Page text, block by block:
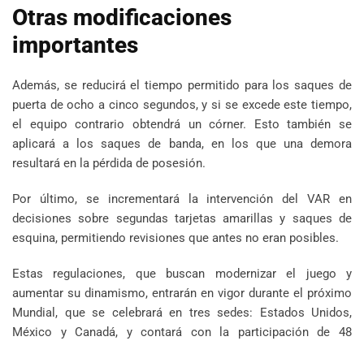
Otras modificaciones
importantes
Además, se reducirá el tiempo permitido para los saques de
puerta de ocho a cinco segundos, y si se excede este tiempo,
el equipo contrario obtendrá un córner. Esto también se
aplicará a los saques de banda, en los que una demora
resultará en la pérdida de posesión.
Por último, se incrementará la intervención del VAR en
decisiones sobre segundas tarjetas amarillas y saques de
esquina, permitiendo revisiones que antes no eran posibles.
Estas regulaciones, que buscan modernizar el juego y
aumentar su dinamismo, entrarán en vigor durante el próximo
Mundial, que se celebrará en tres sedes: Estados Unidos,
México y Canadá, y contará con la participación de 48